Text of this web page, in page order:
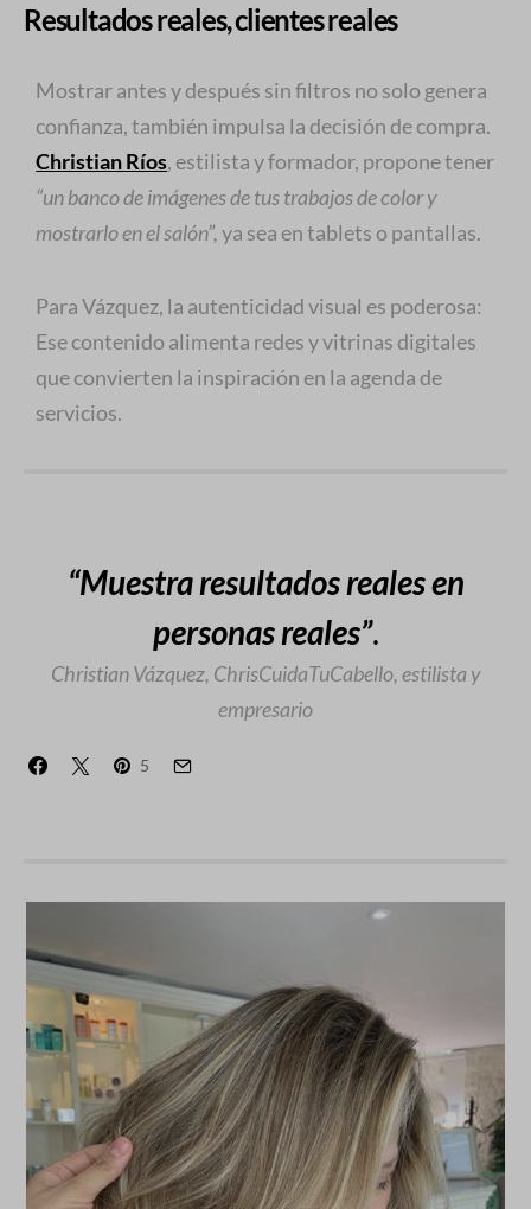
Resultados reales, clientes reales
Mostrar antes y después sin filtros no solo genera
confianza, también impulsa la decisión de compra.
Christian Ríos, estilista y formador, propone tener
“un banco de imágenes de tus trabajos de color y
mostrarlo en el salón”,ya sea en tablets o pantallas.
Para Vázquez, la autenticidad visual es poderosa:
Ese contenido alimenta redes y vitrinas digitales
que convierten la inspiración en la agenda de
servicios.
“Muestra resultados reales en
personas reales”.
Christian Vázquez, ChrisCuidaTuCabello, estilista y
empresario
5